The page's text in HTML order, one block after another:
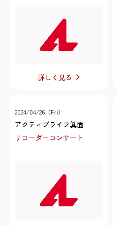
詳しく見る
2024/04/26（Fri）
アクティブライフ箕面
リコーダーコンサート